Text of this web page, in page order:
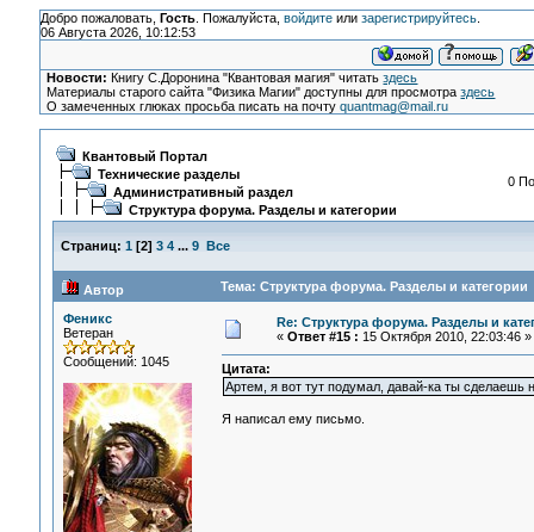
Добро пожаловать, Гость. Пожалуйста, войдитеили зарегистрируйтесь.
06 Августа 2026, 10:12:53
Новости: Книгу С.Доронина "Квантовая магия" читатьздесь
Материалы старого сайта "Физика Магии" доступны для просмотраздесь
О замеченных глюках просьба писать на почтуquantmag@mail.ru
Квантовый Портал
Технические разделы
Административный раздел
Структура форума. Разделы и категории
0
Страниц: 1 [2] 3 4 ... 9 Все
Автор Тема: Структура форума. Разделы и категории
Феникс
Ветеран
Сообщений: 1045
Re: Структура форума. Разделы и
« Ответ #15 : 15 Октября 2010, 22:03:46 »
Цитата:
Артем, я вот тут подумал, давай-ка ты
Я написал ему письмо.